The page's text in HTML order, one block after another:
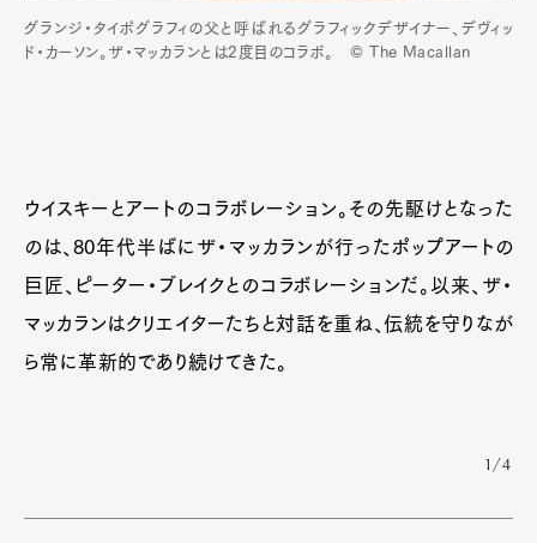
グランジ・タイポグラフィの父と呼ばれるグラフィックデザイナー、デヴィッ
ド・カーソン。ザ・マッカランとは2度目のコラボ。 © The Macallan
ウイスキーとアートのコラボレーション。その先駆けとなった
のは、80年代半ばにザ・マッカランが行ったポップアートの
巨匠、ピーター・ブレイクとのコラボレーションだ。以来、ザ・
マッカランはクリエイターたちと対話を重ね、伝統を守りなが
ら常に革新的であり続けてきた。
1/4